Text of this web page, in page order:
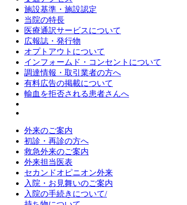
施設基準・施設認定
当院の特長
医療通訳サービスについて
広報誌・発行物
オプトアウトについて
インフォームド・コンセントについて
調達情報・取引業者の方へ
有料広告の掲載について
輸血を拒否される患者さんへ
外来のご案内
初診・再診の方へ
救急外来のご案内
外来担当医表
セカンドオピニオン外来
入院・お見舞いのご案内
入院の手続きについて/